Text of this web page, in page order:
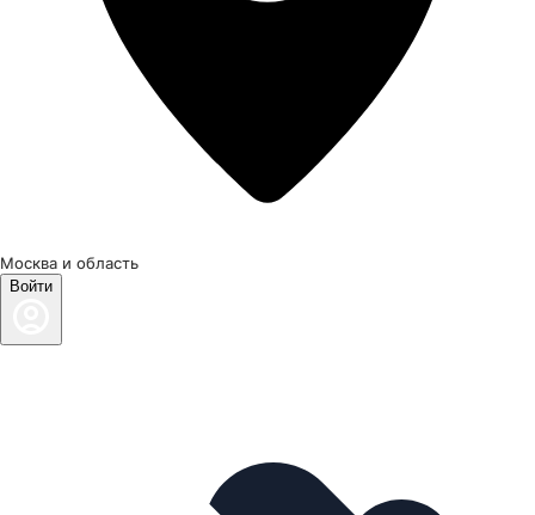
Москва и область
Войти